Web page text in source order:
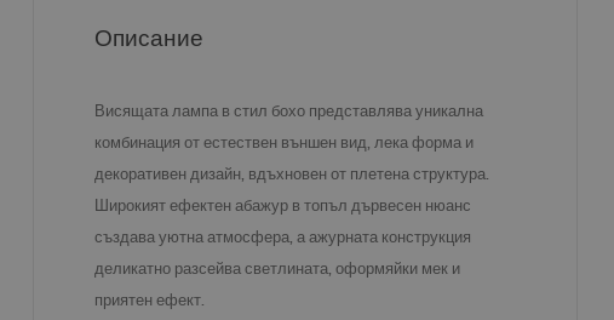
Описание
Висящата лампа в стил бохо представлява уникална
комбинация от естествен външен вид, лека форма и
декоративен дизайн, вдъхновен от плетена структура.
Широкият ефектен абажур в топъл дървесен нюанс
създава уютна атмосфера, а ажурната конструкция
деликатно разсейва светлината, оформяйки мек и
приятен ефект.